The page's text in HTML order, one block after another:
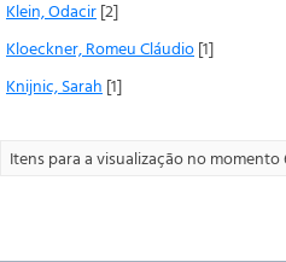
Klein, Odacir[2]
Kloeckner, Romeu Cláudio[1]
Knijnic, Sarah [1]
Itens para a visualização no momento